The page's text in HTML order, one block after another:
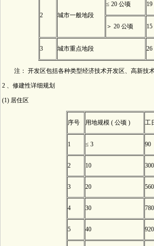
2 城市一般地段
≤ 20 公顷 19
＞ 20 公顷 15
3 城市重点地段 26
注： 开发区包括各种类型经济技术开发区、高新技术
2 、修建性详细规划
(1) 居住区
序号 用地规模 ( 公顷 ) 工
1 ≤ 3 90
2 10 300
3 20 560
4 30 780
5 40 920